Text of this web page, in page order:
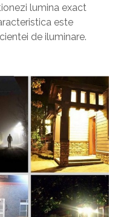
lumina exact
este
de iluminare.